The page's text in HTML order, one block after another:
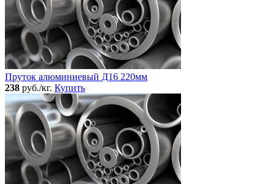
Пруток алюминиевый Д16 220мм
238 руб./кг. Купить